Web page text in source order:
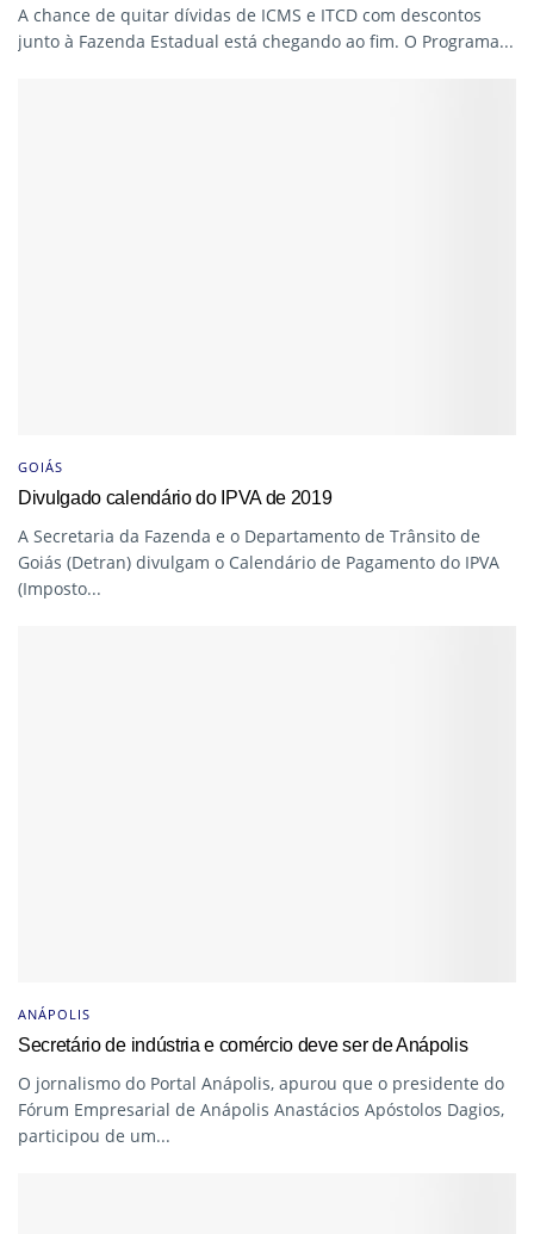
A chance de quitar dívidas de ICMS e ITCD com descontos
junto à Fazenda Estadual está chegando ao fim. O Programa...
GOIÁS
Divulgado calendário do IPVA de 2019
A Secretaria da Fazenda e o Departamento de Trânsito de
Goiás (Detran) divulgam o Calendário de Pagamento do IPVA
(Imposto...
ANÁPOLIS
Secretário de indústria e comércio deve ser de Anápolis
O jornalismo do Portal Anápolis, apurou que o presidente do
Fórum Empresarial de Anápolis Anastácios Apóstolos Dagios,
participou de um...